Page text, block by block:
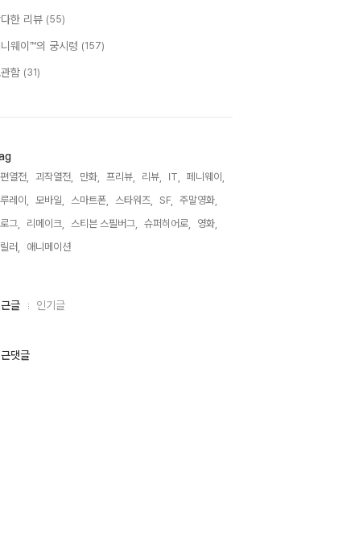
한 리뷰 (55)
웨이™의 궁시렁 (157)
함 (31)
열전, 괴작열전, 만화, 프리뷰, 리뷰, IT,
페니웨이,
레이,
모바일, 스마트폰, 스타워즈, SF,
주말영화,
그,
리메이크, 스티븐 스필버그, 슈퍼히어로,
영화,
러,
애니메이션,
글 인기글
댓글